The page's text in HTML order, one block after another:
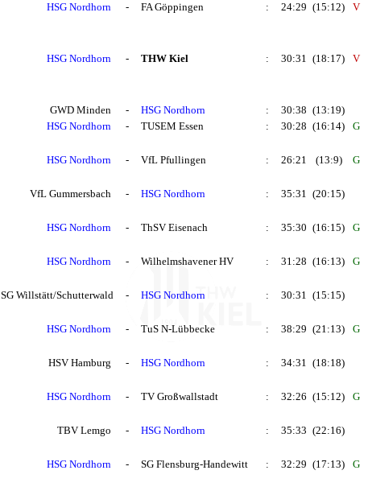
HSG Nordhorn - FA Göppingen : 24:29 (15:12) V
HSG Nordhorn - THW Kiel : 30:31 (18:17) V
GWD Minden - HSG Nordhorn : 30:38 (13:19)
HSG Nordhorn - TUSEM Essen : 30:28 (16:14) G
HSG Nordhorn - VfL Pfullingen : 26:21 (13:9) G
VfL Gummersbach - HSG Nordhorn : 35:31 (20:15)
HSG Nordhorn - ThSV Eisenach : 35:30 (16:15) G
HSG Nordhorn - Wilhelmshavener HV : 31:28 (16:13) G
SG Willstätt/Schutterwald - HSG Nordhorn : 30:31 (15:15)
HSG Nordhorn - TuS N-Lübbecke : 38:29 (21:13) G
HSV Hamburg - HSG Nordhorn : 34:31 (18:18)
HSG Nordhorn - TV Großwallstadt : 32:26 (15:12) G
TBV Lemgo - HSG Nordhorn : 35:33 (22:16)
HSG Nordhorn - SG Flensburg-Handewitt : 32:29 (17:13) G